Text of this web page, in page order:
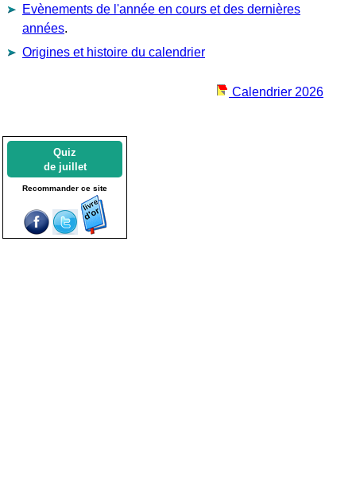
Evènements de l'année en cours et des dernières
années.
Origines et histoire du calendrier
Calendrier 2026
Quiz
de juillet
Recommander ce site